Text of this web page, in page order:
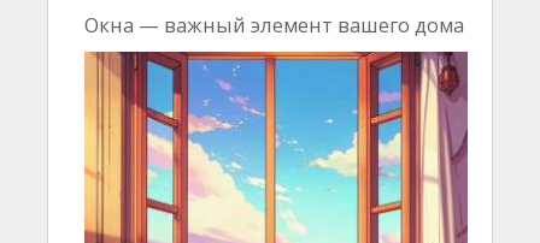
Окна — важный элемент вашего дома